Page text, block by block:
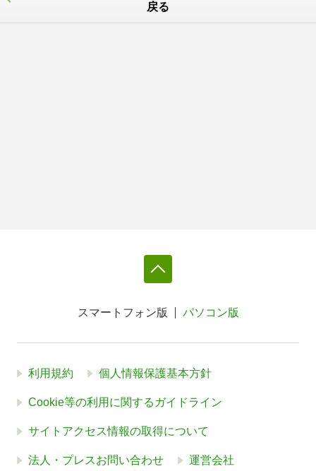
戻る
スマートフォン版 パソコン版
利用規約 個人情報保護基本方針
Cookie等の利用に関するガイドライン
サイトアクセス情報の取得について
法人・プレスお問い合わせ 運営会社